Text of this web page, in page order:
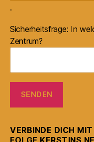
.
Sicherheitsfrage: In
Zentrum?
VERBINDE DICH MIT
FOLGE KERSTINS